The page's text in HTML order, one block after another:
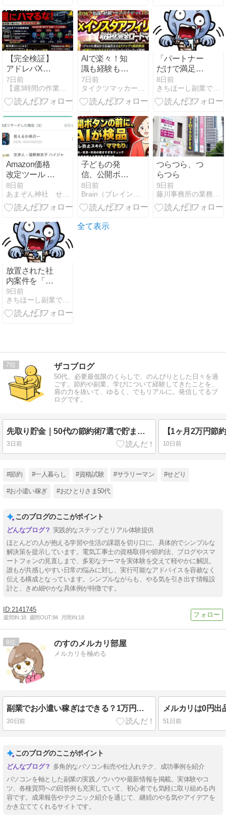
STORY
BOOSTER
01［ST01］
STORY
BOOSTER
01［ST01］
【完全検証】
アドレバXは
買いか？目論
見書が明かす
「マルチアイ
踏む理由
7日前
AIで楽々！知
識も経験もセ
ンスも不要！
初心者のため
の完全攻略
アフィリ収益
化完全ロード
マップ】
7日前
「パートナー
だけで満足し
ろ」は無理！
AIの正論にモ
ヤモヤした私
音 - ゾンビ化
防止計画
（'26/07）7
8日前
きちほーし副業できるかな？
Amazon価格
改定ツール マ
カド！のリサ
ーチアプリを
試してみる
8日前
子どもの発
信、公開ボタ
ンの前にAIが
検品。ママの
身バレ防止ス
り」〜Claude
8日前
つらつら、つ
らつら
9日前
放置された社
内案件を「自
分の実績」に
変える、50代
のズルい思考
9日前
きちほーし副業できるかな？
全て表示
7 ザコブログ
50代、必要最低限のくらしで、のんびりとした日々を過
ごす。節約や副業、学びについて経験してきたことを、
肩の力を抜いて、ゆるく、でもリアルに。発信してるブ
ログです。
先取り貯金｜50代の節約術7選で貯まる仕組み
3日前 10日前
#節約 #一人暮らし #資格試験 #サラリーマン #せどり
#お小遣い稼ぎ #おひとりさま50代
このブログのここがポイント
実践的なステップとリアル体験提供
ほとんどの人が抱える学習や生活の課題を切り口に、具体的でシンプルな
解決策を提示しています。電気工事士の資格取得や節約法、ブログやスマ
ートフォンの見直しまで、多彩なテーマを実体験を交えて軽やかに解説。
誰もが共感しやすい日常の悩みに対し、実行可能なアドバイスを容赦なく
伝える構成となっています。シンプルながらも、やる気を引き出す情報設
計と、きめ細やかな具体例が特徴です。
2141745
週間IN:18 週間OUT:84 月間IN:18
8 のすのメルカリ部屋
メルカリを極める
副業でお小遣い稼ぎはできる？1万円稼げる方法を試した結果…！
30日前 51日前
このブログのここがポイント
多角的なパソコン転売や仕入れテク、成功事例を紹介
パソコンを軸とした副業の実践ノウハウや最新情報を掲載。実体験やコ
ツ、各種質問への回答例も充実していて、初心者でも気軽に取り組める内
容です。成果報告やテクニック紹介を通じて、継続のやる気やアイデアを
かき立ててくれるサイトです。